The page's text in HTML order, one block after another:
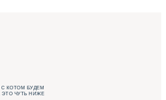
КОТОМ БУДЕМ
ЭТО ЧУТЬ НИЖЕ